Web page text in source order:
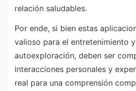
relación saludables.
Por ende, si bien estas
valioso para el entretenimiento
autoexploración, deben ser
interacciones personales y
real para una comprensión